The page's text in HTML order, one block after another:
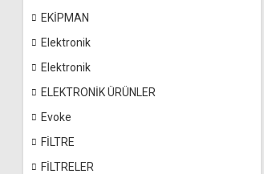
EKİPMAN
Elektronik
Elektronik
ELEKTRONİK ÜRÜNLER
Evoke
FİLTRE
FİLTRELER